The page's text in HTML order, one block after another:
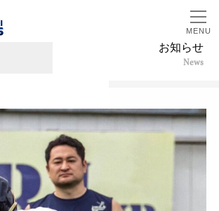
MENU
お知らせ
News